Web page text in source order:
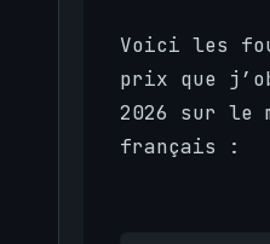
Voici les
prix que
2026 sur le
français :